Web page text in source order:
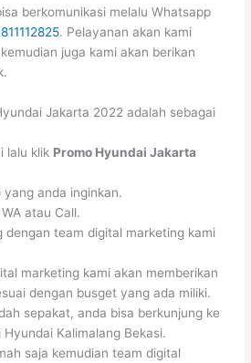
berkomunikasi melalu Whatsapp
. Pelayanan akan kami
juga kami akan berikan
Jakarta 2022 adalah sebagai
lalu klik Promo Hyundai Jakarta
yang anda inginkan.
atau Call.
dengan team digital marketing kami
marketing kami akan memberikan
dengan busget yang ada miliki.
sepakat, anda bisa berkunjung ke
Kalimalang Bekasi.
saja kemudian team digital